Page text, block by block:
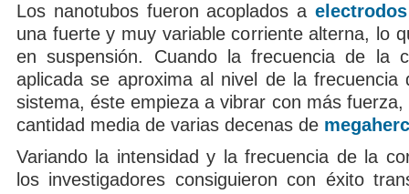
Los nanotubos fueron acoplados a electrodos
una fuerte y muy variable corriente alterna, lo
en suspensión. Cuando la frecuencia de la
aplicada se aproxima al nivel de la frecuencia
sistema, éste empieza a vibrar con más fuerza,
cantidad media de varias decenas de
Variando la intensidad y la frecuencia de la
los investigadores consiguieron con éxito